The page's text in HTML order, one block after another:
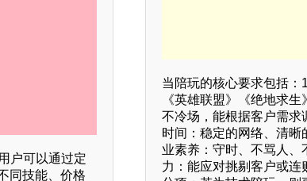
户可以通过定
同技能、价格
当陪玩的核心要求包括
《英雄联盟》《绝地求
不冷场，能根据客户需求
时间：稳定的网络、清
业素养：守时、不骂人
力：能应对挑剔客户或